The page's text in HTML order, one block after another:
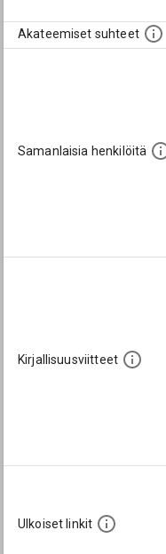
Akateemiset suhteet
Samanlaisia henkilöitä
Kirjallisuusviitteet
Ulkoiset linkit